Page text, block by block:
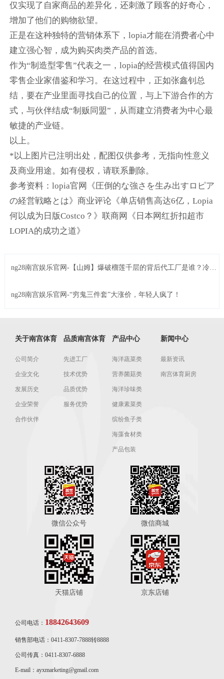
仅实现了自家商品的差异化，还刺激了顾客的好奇心，
增加了他们的购物欲望。
正是在这种独特的营销体系下，lopia才能在消费者心中
建立强心智，成为购买肉类产品的首选。
作为“制造型零售”代表之一，lopia的经营模式值得国内
零售企业家借鉴和学习。在这过程中，正如张鑫钊总
结，要在产业里面寻找自己的位置，与上下游合作的方
式，与伙伴结成“制贩同盟”，从而建立消费者为中心最
敏捷的产业链。
以上。
*以上图片已注明出处，配图仅供参考，无指向性意义
及商业用途。如有侵权，请联系删除。
参考资料：lopia官网《圧倒的な強さを生み出すロピア
の経営戦略とは》商业评论《单店销售高达6亿，Lopia
何以成为日版Costco？》联商网《日本网红折扣超市
LOPIA的成功之道》
ng28南宫娱乐官网-【山姆】爆破榴莲千层的背后代工厂是谁？冷冻
ng28南宫娱乐官网-“穷鬼三件套”大涨价，年轻人疯了！
关于南宫体育
公司简介
企业文化
发展历史
企业荣誉
合作伙伴
品质南宫体育
先进工厂
技术优势
品质优势
服务优势
产品中心
海洋蔬菜类
营养菌菇类
海洋珍味类
健康素菜类
缤纷鱼子类
海藻食材类
产品包装
新闻中心
最新资讯
南宫体育厨房
微信公众号 微信商城
天猫店铺 京东店铺
公司电话： 18842643609
销售部电话：0411-8307-7888转8888
公司传真：0411-8307-6888
E-mail：ayxmarketing@gmail.com